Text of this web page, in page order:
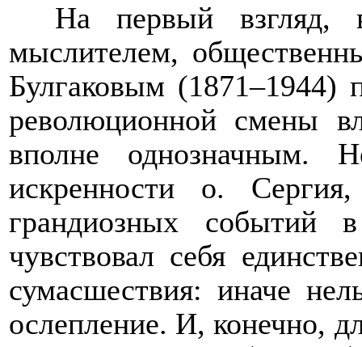
На первый взгляд,
мыслителем,
Булгаковым (1871–1944)
революционной смены
вполне однозначным.
искренности о.
грандиозных
чувствовал себя
сумасшествия: иначе
ослепление. И, конечно,